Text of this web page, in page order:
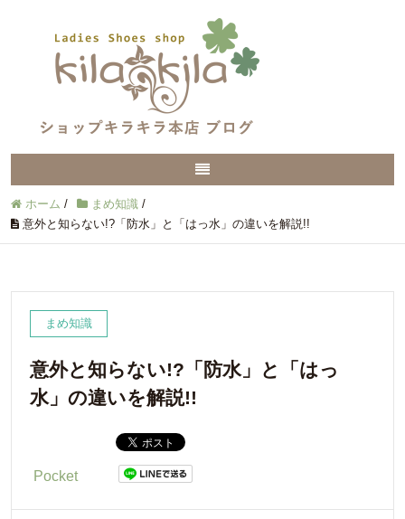
ホーム / まめ知識 /
意外と知らない!?「防水」と「はっ水」の違いを解説!!
まめ知識
意外と知らない!?「防水」と「はっ
水」の違いを解説!!
Pocket